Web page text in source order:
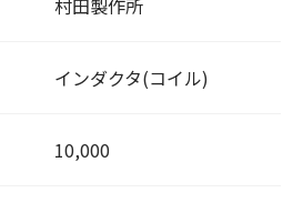
村田製作所
インダクタ(コイル)
10,000